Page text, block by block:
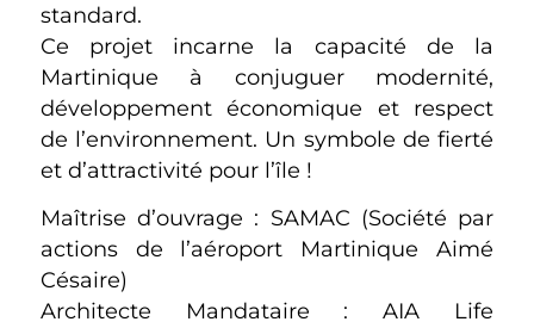
standard.
Ce projet incarne la capacité de la
Martinique à conjuguer modernité,
développement économique et respect
de l’environnement. Un symbole de fierté
et d’attractivité pour l’île !
Maîtrise d’ouvrage : SAMAC (Société par
actions de l’aéroport Martinique Aimé
Césaire)
Architecte Mandataire : AIA Life